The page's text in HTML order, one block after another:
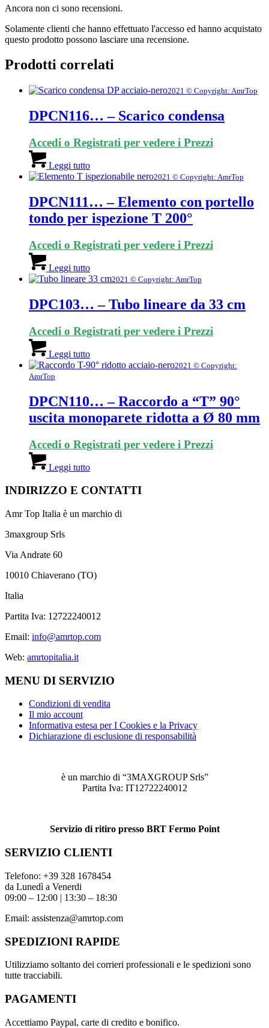
Ancora non ci sono recensioni.
Solamente clienti che hanno effettuato l'accesso ed hanno acquistato
questo prodotto possono lasciare una recensione.
Prodotti correlati
2021 © Copyright: AmrTop
DPCN116… – Scarico condensa
Accedi o Registrati per vedere i Prezzi
Leggi tutto
2021 © Copyright: AmrTop
DPCN111… – Elemento con portello
tondo per ispezione T 200°
Accedi o Registrati per vedere i Prezzi
Leggi tutto
2021 © Copyright: AmrTop
DPC103… – Tubo lineare da 33 cm
Accedi o Registrati per vedere i Prezzi
Leggi tutto
2021 © Copyright:
AmrTop
DPCN110… – Raccordo a “T” 90°
uscita monoparete ridotta a Ø 80 mm
Accedi o Registrati per vedere i Prezzi
Leggi tutto
INDIRIZZO E CONTATTI
Amr Top Italia è un marchio di
3maxgroup Srls
Via Andrate 60
10010 Chiaverano (TO)
Italia
Partita Iva: 12722240012
Email: info@amrtop.com
Web: amrtopitalia.it
MENU DI SERVIZIO
Condizioni di vendita
Il mio account
Informativa estesa per I Cookies e la Privacy
Dichiarazione di esclusione di responsabilità
è un marchio di “3MAXGROUP Srls”
Partita Iva: IT12722240012
Servizio di ritiro presso BRT Fermo Point
SERVIZIO CLIENTI
Telefono: +39 328 1678454
da Lunedì a Venerdi
09:00 – 12:00 | 13:30 – 18:30
Email: assistenza@amrtop.com
SPEDIZIONI RAPIDE
Utilizziamo soltanto dei corrieri professionali e le spedizioni sono
tutte tracciabili.
PAGAMENTI
Accettiamo Paypal, carte di credito e bonifico.